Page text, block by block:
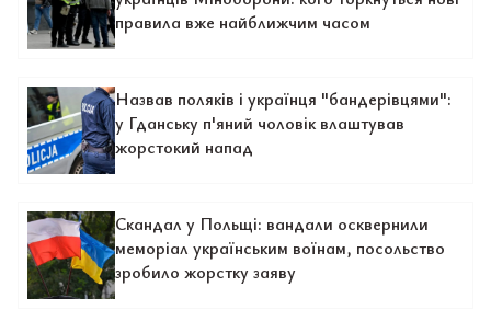
правила вже найближчим часом
Назвав поляків і українця "бандерівцями":
у Гданську п'яний чоловік влаштував
жорстокий напад
Скандал у Польщі: вандали осквернили
меморіал українським воїнам, посольство
зробило жорстку заяву